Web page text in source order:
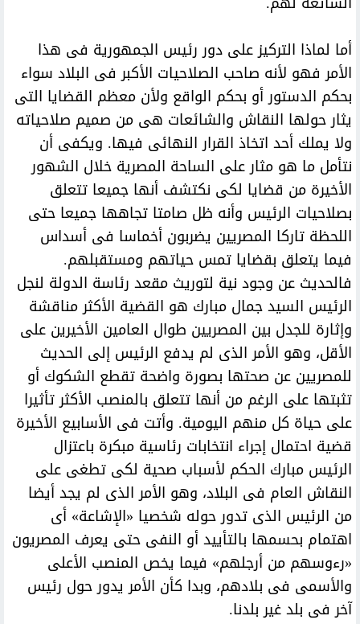
أما لماذا التركيز على دور رئيس الجمهورية فى هذا
الأمر فهو لأنه صاحب الصلاحيات الأكبر فى البلاد سواء
بحكم الدستور أو بحكم الواقع ولأن معظم القضايا التى
يثار حولها النقاش والشائعات هى من صميم صلاحياته
ولا يملك أحد اتخاذ القرار النهائى فيها. ويكفى أن
نتأمل ما هو مثار على الساحة المصرية خلال الشهور
الأخيرة من قضايا لكى نكتشف أنها جميعا تتعلق
بصلاحيات الرئيس وأنه ظل صامتا تجاهها جميعا حتى
اللحظة تاركا المصريين يضربون أخماسا فى أسداس
فيما يتعلق بقضايا تمس حياتهم ومستقبلهم.
فالحديث عن وجود نية لتوريث مقعد رئاسة الدولة لنجل
الرئيس السيد جمال مبارك هو القضية الأكثر مناقشة
وإثارة للجدل بين المصريين طوال العامين الأخيرين على
الأقل، وهو الأمر الذى لم يدفع الرئيس إلى الحديث
للمصريين عن صحتها بصورة واضحة تقطع الشكوك أو
تثبتها على الرغم من أنها تتعلق بالمنصب الأكثر تأثيرا
على حياة كل منهم اليومية. وأتت فى الأسابيع الأخيرة
قضية احتمال إجراء انتخابات رئاسية مبكرة باعتزال
الرئيس مبارك الحكم لأسباب صحية لكى تطغى على
النقاش العام فى البلاد، وهو الأمر الذى لم يجد أيضا
من الرئيس الذى تدور حوله شخصيا «الإشاعة» أى
اهتمام بحسمها بالتأييد أو النفى حتى يعرف المصريون
«رءوسهم من أرجلهم» فيما يخص المنصب الأعلى
والأسمى فى بلادهم، وبدا كأن الأمر يدور حول رئيس
آخر فى بلد غير بلدنا.